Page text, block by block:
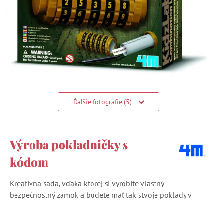
Ďalšie fotografie (5)
Výroba pokladničky s
kódom
Kreatívna sada, vďaka ktorej si vyrobíte vlastný
bezpečnostný zámok a budete mať tak stvoje poklady v